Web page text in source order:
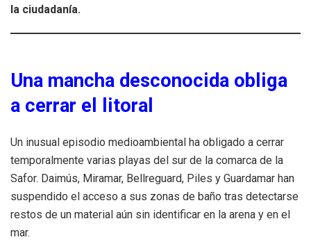
la ciudadanía.
Una mancha desconocida obliga
a cerrar el litoral
Un inusual episodio medioambiental ha obligado a cerrar
temporalmente varias playas del sur de la comarca de la
Safor. Daimús, Miramar, Bellreguard, Piles y Guardamar han
suspendido el acceso a sus zonas de baño tras detectarse
restos de un material aún sin identificar en la arena y en el
mar.